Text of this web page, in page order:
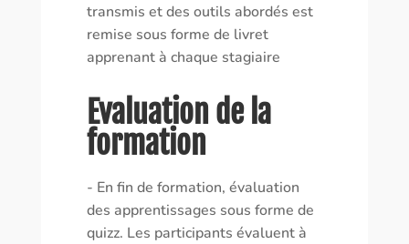
transmis et des outils abordés est
remise sous forme de livret
apprenant à chaque stagiaire
Evaluation de la
formation
- En fin de formation, évaluation
des apprentissages sous forme de
quizz. Les participants évaluent à